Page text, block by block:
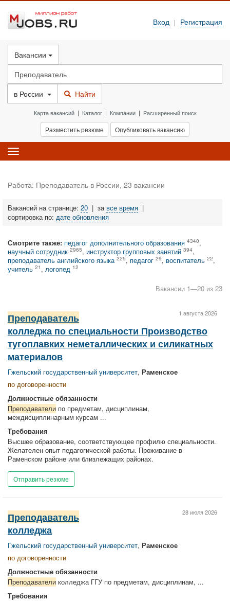
Вход | Регистрация
Вакансии
в России Найти
Карта вакансий| Каталог| Компании| Расширенный поиск
Разместить резюме Опубликовать вакансию
Toggle
navigation
Работа: Преподаватель в России, 23 вакансии
Вакансий на странице: 20 | за все время |
сортировка по: дате обновления
Смотрите также: педагог дополнительного образования 4340,
научный сотрудник 2965, инструктор групповых занятий 394,
преподаватель английского языка 225, педагог 29, воспитатель 22,
учитель 21 , логопед 12
Вакансии 1—20 из 23
1 августа 2026
Преподаватель
колледжа по специальности Производство
тугоплавких неметаллических и силикатных
материалов
Гжельский государственный университет, Раменское
по договоренности
Должностные обязанности
Преподаватели по предметам, дисциплинам,
междисциплинарным курсам ...
Требования
Высшее образование, соответствующее профилю специальности.
Желателен опыт педагогической работы. Проживание в
Раменском районе или близлежащих районах.
Отправить резюме
28 июля 2026
Преподаватель
колледжа
Гжельский государственный университет, Раменское
по договоренности
Должностные обязанности
Преподаватели колледжа ГГУ по предметам, дисциплинам, ...
Требования